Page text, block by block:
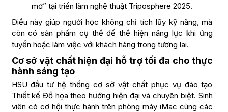
mơ” tại triển lãm nghệ thuật Triposphere 2025.
Điều này giúp người học không chỉ tích lũy kỹ năng, mà
còn có sản phẩm cụ thể để thể hiện năng lực khi ứng
tuyển hoặc làm việc với khách hàng trong tương lai.
Cơ sở vật chất hiện đại hỗ trợ tối đa cho thực
hành sáng tạo
HSU đầu tư hệ thống cơ sở vật chất phục vụ đào tạo
Thiết kế Đồ họa theo hướng hiện đại và chuyên biệt. Sinh
viên có cơ hội thực hành trên phòng máy iMac cùng các